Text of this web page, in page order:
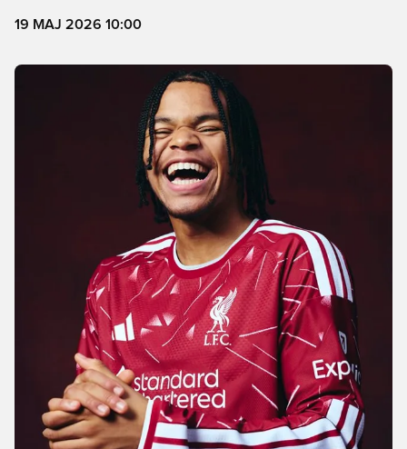
19 MAJ 2026 10:00